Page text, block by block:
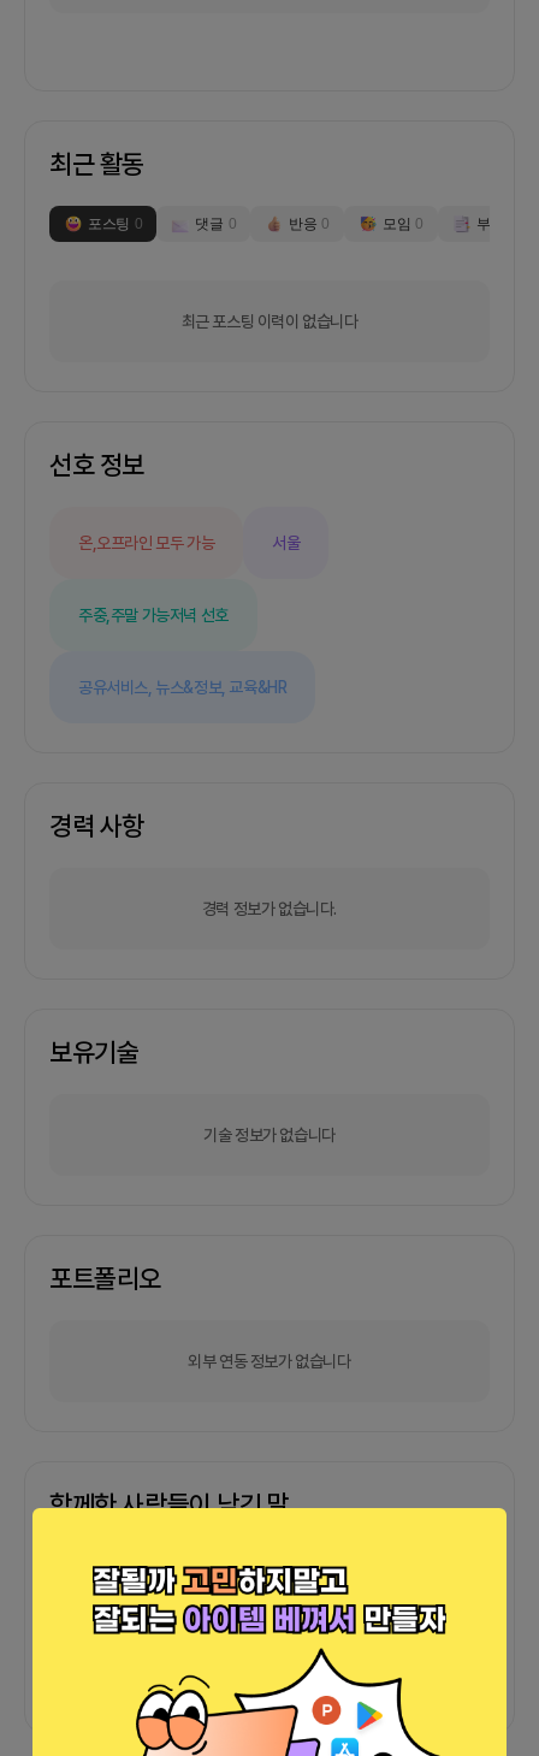
최근 활동
포스팅 0 댓글 0 반응 0 모임 0 부스
최근 포스팅 이력이 없습니다
선호 정보
온,오프라인 모두 가능 서울
주중,주말 가능저녁 선호
공유서비스, 뉴스&정보, 교육&HR
경력 사항
경력 정보가 없습니다.
보유기술
기술 정보가 없습니다
포트폴리오
외부 연동 정보가 없습니다
함께한 사람들이 남긴 말
커피챗 0 프로젝트 0 프로챗
아직 후기가 도착하지 않았습니다